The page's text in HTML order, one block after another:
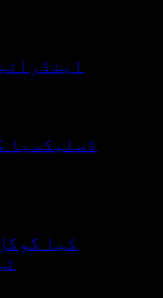
ڈسلیکسیا
کیا